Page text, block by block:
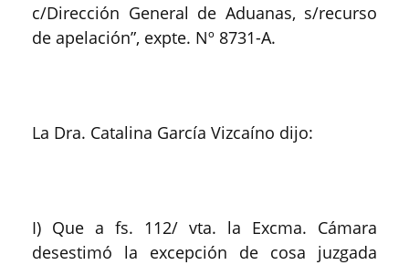
c/Dirección General de Aduanas, s/recurso
de apelación”, expte. Nº 8731-A.
La Dra. Catalina García Vizcaíno dijo:
I) Que a fs. 112/ vta. la Excma. Cámara
desestimó la excepción de cosa juzgada